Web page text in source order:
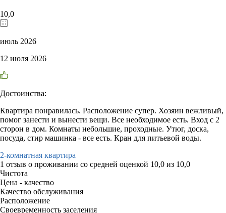
10,0
июль 2026
12 июля 2026
Достоинства:
Квартира понравилась. Расположение супер. Хозяин вежливый,
помог занести и вынести вещи. Все необходимое есть. Вход с 2
сторон в дом. Комнаты небольшие, проходные. Утюг, доска,
посуда, стир машинка - все есть. Кран для питьевой воды.
2-комнатная квартира
1 отзыв о проживании со средней оценкой 10,0 из 10,0
Чистота
Цена - качество
Качество обслуживания
Расположение
Своевременность заселения